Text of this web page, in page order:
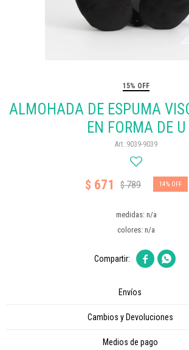
15% OFF
ALMOHADA DE ESPUMA
EN FORMA DE U
9039-9039
$ 671 $789 14
medidas: n/a
colores: n/a
 
Envíos
Cambios y Devoluciones
Medios de pago